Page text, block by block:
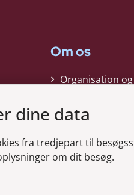
Om os
Organisation
Kontakt
Modtag
dine data
fra tredjepart til
om dit besøg.